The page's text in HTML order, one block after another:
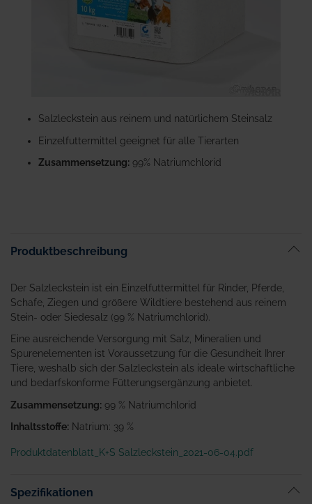
Anfang
Bildgalerie
springen
Salzleckstein aus reinem und natürlichem Steinsalz
Einzelfuttermittel geeignet für alle Tierarten
Zusammensetzung: 99% Natriumchlorid
Produktbeschreibung
Der Salzleckstein ist ein Einzelfuttermittel für Rinder, Pferde,
Schafe, Ziegen und größere Wildtiere bestehend aus reinem
Stein- oder Siedesalz (99 % Natriumchlorid).
Eine ausreichende Versorgung mit Salz, Mineralien und
Spurenelementen ist Voraussetzung für die Gesundheit Ihrer
Tiere, weshalb sich der Salzleckstein als ideale wirtschaftliche
und bedarfskonforme Fütterungsergänzung anbietet.
Zusammensetzung: 99 % Natriumchlorid
Inhaltsstoffe: Natrium: 39 %
Produktdatenblatt_K+S Salzleckstein_2021-06-04.pdf
Spezifikationen